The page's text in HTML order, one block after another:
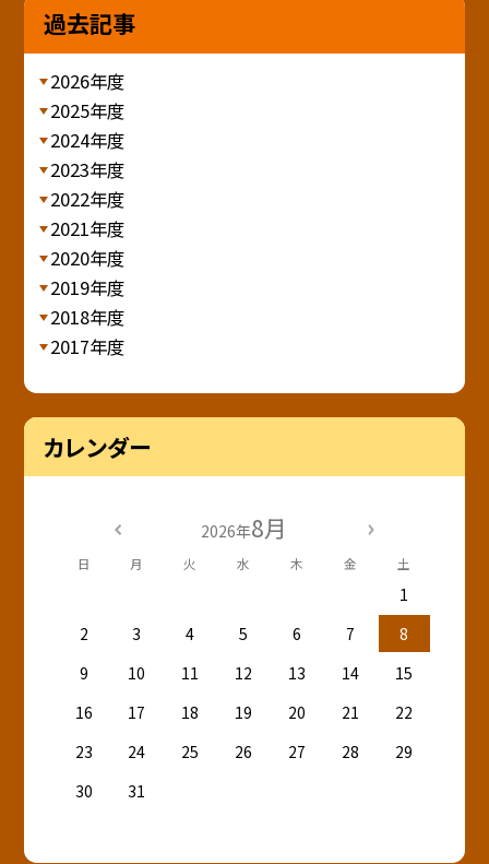
過去記事
2026年度
2025年度
2024年度
2023年度
2022年度
2021年度
2020年度
2019年度
2018年度
2017年度
カレンダー
2026年8月
日 月 火 水 木 金 土
1
2
3 4 5 6 7
8
9
10 11 12 13 14
15
16
17 18 19 20 21
22
23
24 25 26 27 28
29
30
31